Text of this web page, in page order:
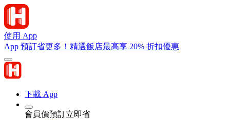
使用 App
App 預訂省更多！精選飯店最高享 20% 折扣優惠
下載 App
會員價預訂立即省